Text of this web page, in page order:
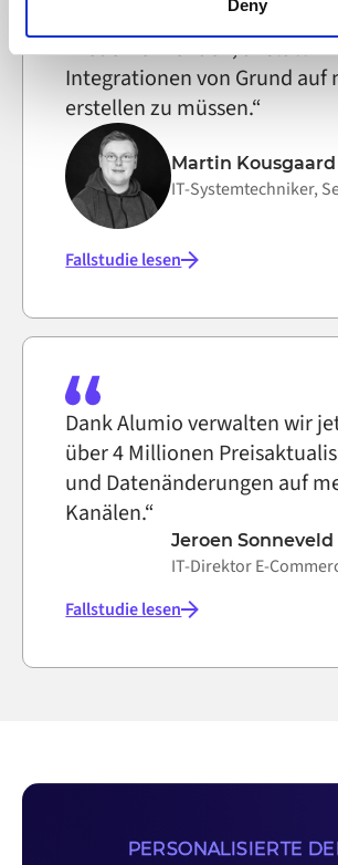
on the internet
Deny
können es systemübergreifend
wiederverwenden, anstatt
Integrationen von Grund auf
erstellen zu müssen.“
Martin Kousgaard
IT-Systemtechniker,
Fallstudie lesen
Dank Alumio verwalten wir
über 4 Millionen
und Datenänderungen auf
Kanälen.“
Jeroen Sonneveld
IT-Direktor E-
Fallstudie lesen
PERSONALISIERTE